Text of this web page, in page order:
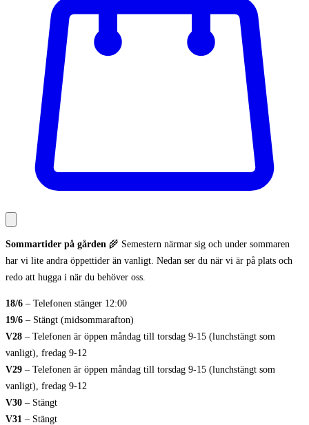
Sommartider på gården 🌾 Semestern närmar sig och under sommaren
har vi lite andra öppettider än vanligt. Nedan ser du när vi är på plats och
redo att hugga i när du behöver oss.
18/6 – Telefonen stänger 12:00
19/6 – Stängt (midsommarafton)
V28 – Telefonen är öppen måndag till torsdag 9-15 (lunchstängt som
vanligt), fredag 9-12
V29 – Telefonen är öppen måndag till torsdag 9-15 (lunchstängt som
vanligt), fredag 9-12
V30 – Stängt
V31 – Stängt